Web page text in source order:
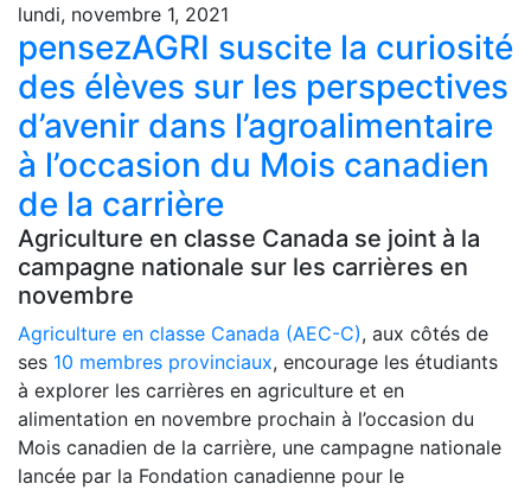
lundi, novembre 1, 2021
pensezAGRI suscite la curiosité
des élèves sur les perspectives
d’avenir dans l’agroalimentaire
à l’occasion du Mois canadien
de la carrière
Agriculture en classe Canada se joint à la
campagne nationale sur les carrières en
novembre
Agriculture en classe Canada (AEC-C), aux côtés de
ses 10 membres provinciaux, encourage les étudiants
à explorer les carrières en agriculture et en
alimentation en novembre prochain à l’occasion du
Mois canadien de la carrière, une campagne nationale
lancée par la Fondation canadienne pour le